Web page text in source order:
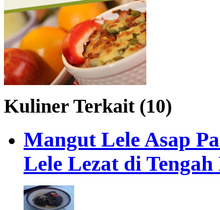
Kuliner Terkait (10)
Mangut Lele Asap
Lele Lezat di